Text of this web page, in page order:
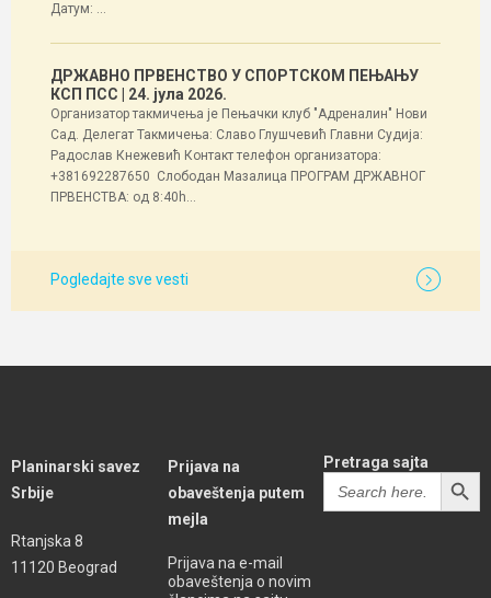
Датум: ...
ДРЖАВНО ПРВЕНСТВО У СПОРТСКОМ ПЕЊАЊУ
КСП ПСС
| 24. јула 2026.
Организатор такмичења је Пењачки клуб "Адреналин" Нови
Сад. Делегат Такмичења: Славо Глушчевић Главни Судија:
Радослав Кнежевић Контакт телефон организатора:
+381692287650 Слободан Мазалица ПРОГРАМ ДРЖАВНОГ
ПРВЕНСТВА: од 8:40h...
Pogledajte sve vesti
Planinarski savez
Srbije
Rtanjska 8
11120 Beograd
Prijava na
obaveštenja putem
mejla
Prijava na e-mail
obaveštenja o novim
Pretraga sajta
Search
for:
SEARCH